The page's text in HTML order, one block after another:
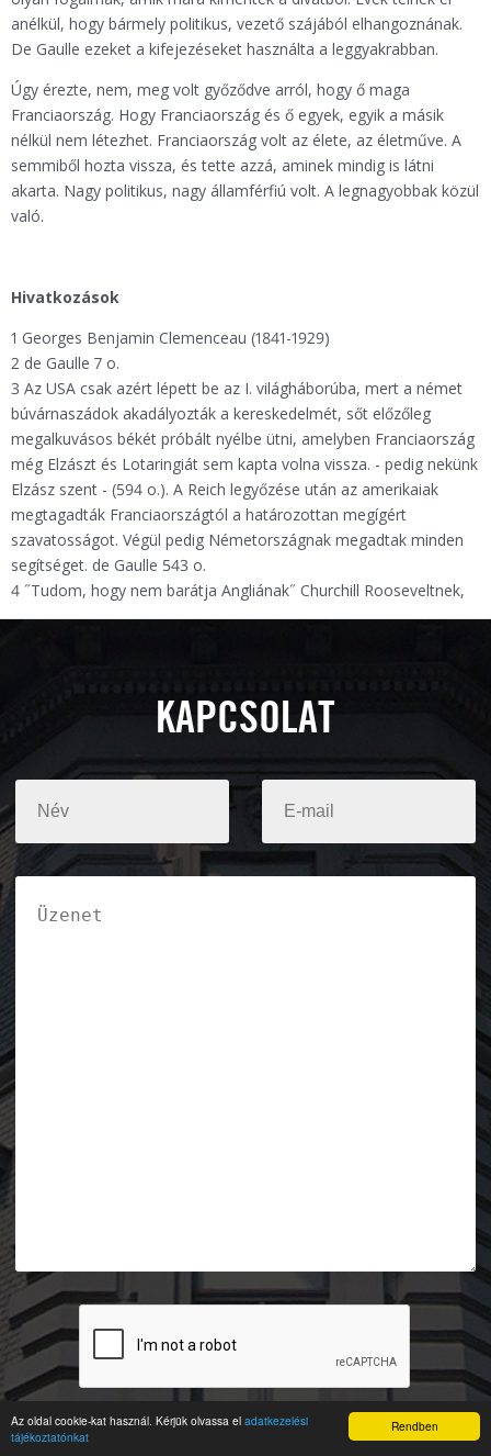
Rendben
Az oldal cookie-kat használ. Kérjük olvassa el adatkezelési
tájékoztatónkat
anélkül, hogy bármely politikus, vezető szájából elhangoznának.
De Gaulle ezeket a kifejezéseket használta a leggyakrabban.
Úgy érezte, nem, meg volt győződve arról, hogy ő maga
Franciaország. Hogy Franciaország és ő egyek, egyik a másik
nélkül nem létezhet. Franciaország volt az élete, az életműve. A
semmiből hozta vissza, és tette azzá, aminek mindig is látni
akarta. Nagy politikus, nagy államférfiú volt. A legnagyobbak közül
való.
Hivatkozások
1 Georges Benjamin Clemenceau (1841-1929)
2 de Gaulle 7 o.
3 Az USA csak azért lépett be az I. világháborúba, mert a német
búvárnaszádok akadályozták a kereskedelmét, sőt előzőleg
megalkuvásos békét próbált nyélbe ütni, amelyben Franciaország
még Elzászt és Lotaringiát sem kapta volna vissza. - pedig nekünk
Elzász szent - (594 o.). A Reich legyőzése után az amerikaiak
megtagadták Franciaországtól a határozottan megígért
szavatosságot. Végül pedig Németországnak megadtak minden
segítséget. de Gaulle 543 o.
4 ˝Tudom, hogy nem barátja Angliának˝ Churchill Rooseveltnek,
KAPCSOLAT